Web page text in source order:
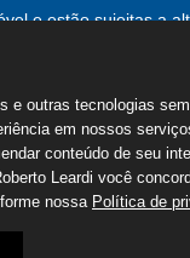
e estão sujeitas a
Paulo Roberto Leardi |
e outras tecnologias
em nossos
conteúdo de seu
Leardi você
nossa Política de